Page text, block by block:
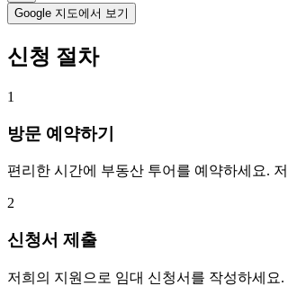
Google 지도에서 보기
신청 절차
1
방문 예약하기
편리한 시간에 부동산 투어를 예약하세요.
2
신청서 제출
저희의 지원으로 임대 신청서를 작성하세